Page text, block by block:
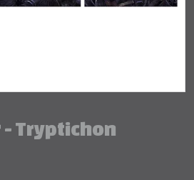
- Tryptichon